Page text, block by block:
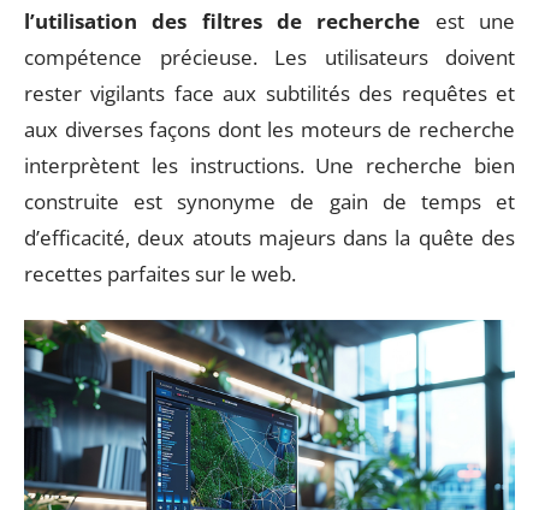
l’utilisation des filtres de recherche est une
compétence précieuse. Les utilisateurs doivent
rester vigilants face aux subtilités des requêtes et
aux diverses façons dont les moteurs de recherche
interprètent les instructions. Une recherche bien
construite est synonyme de gain de temps et
d’efficacité, deux atouts majeurs dans la quête des
recettes parfaites sur le web.